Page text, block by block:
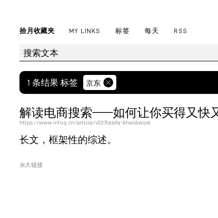
拾月收藏夹 MY LINKS 标签 每天 RSS
1 条结果 标签 京东
解读电商搜索——如何让你买得又快
https://www.infoq.cn/article/v037telvfa-khwl6woik
长文，框架性的综述。
永久链接